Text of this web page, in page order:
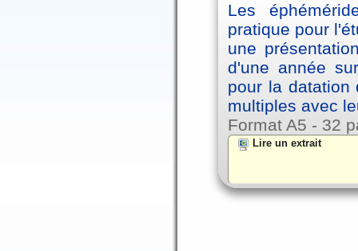
Les
pratique pour
une
d'une année
pour la datation
multiples avec
Format A5 - 32
Lire un extrait